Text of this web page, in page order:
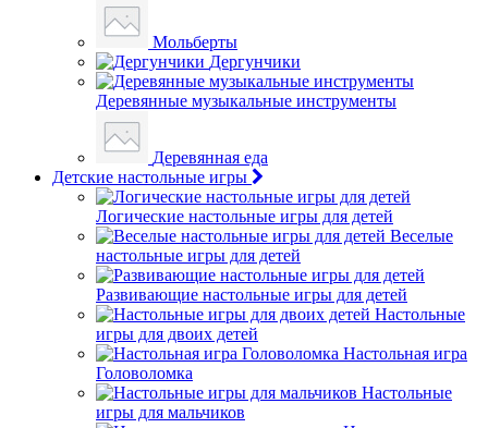
Мольберты
Дергунчики
Деревянные музыкальные инструменты
Деревянная еда
Детские настольные игры
Логические настольные игры для детей
Веселые
настольные игры для детей
Развивающие настольные игры для детей
Настольные
игры для двоих детей
Настольная игра
Головоломка
Настольные
игры для мальчиков